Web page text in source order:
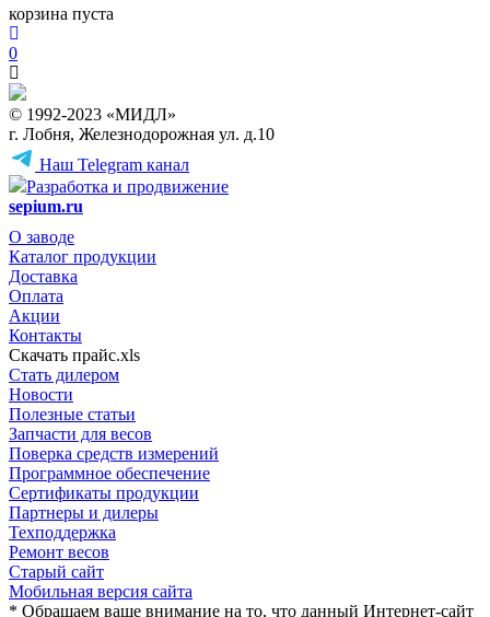
корзина пуста
0
© 1992-2023 «МИДЛ»
г. Лобня, Железнодорожная ул. д.10
Наш Telegram канал
Разработка и продвижение
sepium.ru
О заводе
Каталог продукции
Доставка
Оплата
Акции
Контакты
Скачать прайс.xls
Стать дилером
Новости
Полезные статьи
Запчасти для весов
Поверка средств измерений
Программное обеспечение
Сертификаты продукции
Партнеры и дилеры
Техподдержка
Ремонт весов
Старый сайт
Мобильная версия сайта
* Обращаем ваше внимание на то, что данный Интернет-сайт